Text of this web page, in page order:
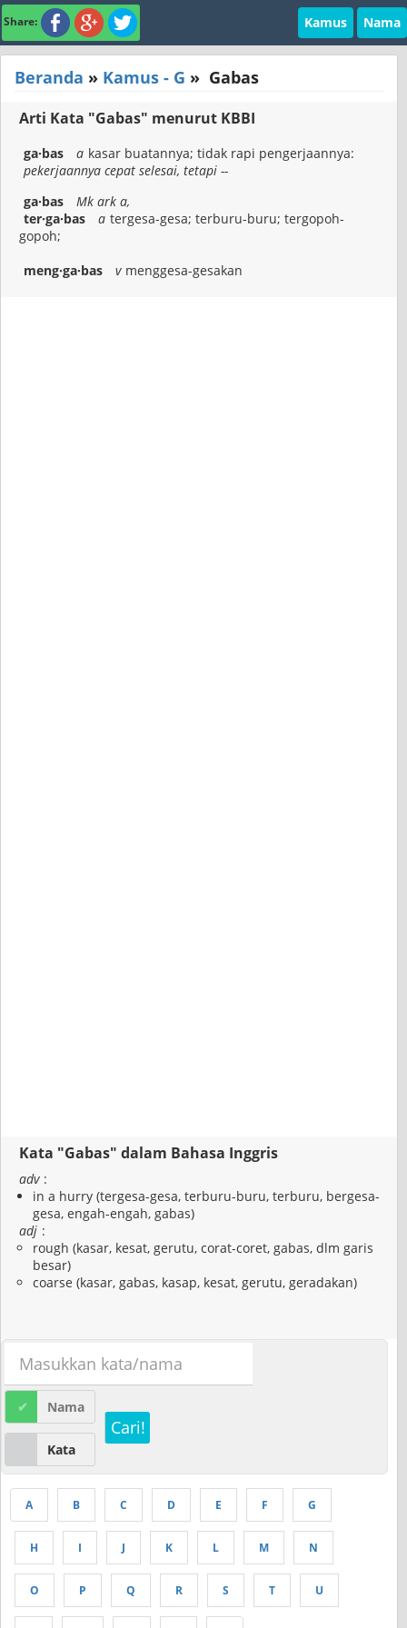
Share: Kamus Nama
Beranda » Kamus - G » Gabas
Arti Kata "Gabas" menurut KBBI
ga·bas a kasar buatannya; tidak rapi pengerjaannya:
pekerjaannya cepat selesai, tetapi --
ga·bas
Mk ark a,
ter·ga·bas
a tergesa-gesa; terburu-buru; tergopoh-
gopoh;
meng·ga·bas
v menggesa-gesakan
Kata "Gabas" dalam Bahasa Inggris
adv :
in a hurry (tergesa-gesa, terburu-buru, terburu, bergesa-
gesa, engah-engah, gabas)
adj :
rough (kasar, kesat, gerutu, corat-coret, gabas, dlm garis
besar)
coarse (kasar, gabas, kasap, kesat, gerutu, geradakan)
Nama
Kata
Cari!
A B C D E F G
H I J K L M N
O P Q R S T U